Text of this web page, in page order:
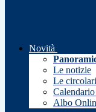
Novità
Le notizie
Le circolari
Albo